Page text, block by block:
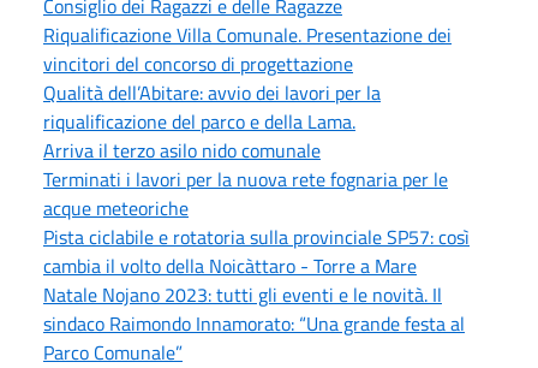
Consiglio dei Ragazzi e delle Ragazze
Riqualificazione Villa Comunale. Presentazione dei
vincitori del concorso di progettazione
Qualità dell’Abitare: avvio dei lavori per la
riqualificazione del parco e della Lama.
Arriva il terzo asilo nido comunale
Terminati i lavori per la nuova rete fognaria per le
acque meteoriche
Pista ciclabile e rotatoria sulla provinciale SP57: così
cambia il volto della Noicàttaro - Torre a Mare
Natale Nojano 2023: tutti gli eventi e le novità. Il
sindaco Raimondo Innamorato: “Una grande festa al
Parco Comunale”